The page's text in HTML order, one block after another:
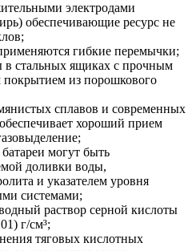
электродами
обеспечивающие ресурс не
гибкие перемычки;
в стальных ящиках с прочным
из порошкового
сплавов и современных
хороший прием
могут быть
доливки воды,
и указателем уровня
системами;
раствор серной кислоты
г/см³;
тяговых кислотных